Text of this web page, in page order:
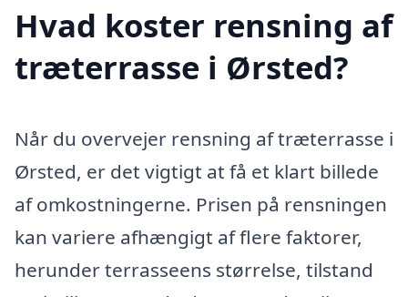
Hvad koster rensning af
træterrasse i Ørsted?
Når du overvejer rensning af træterrasse i
Ørsted, er det vigtigt at få et klart billede
af omkostningerne. Prisen på rensningen
kan variere afhængigt af flere faktorer,
herunder terrasseens størrelse, tilstand